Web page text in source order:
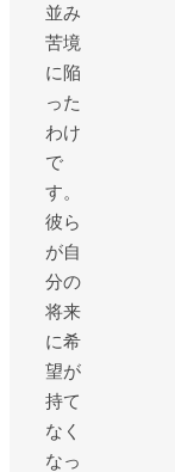
並み
苦境
に陥
った
わけ
で
す。
彼ら
が自
分の
将来
に希
望が
持て
なく
なっ